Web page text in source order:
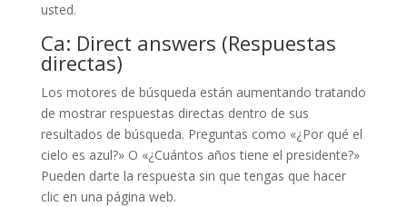
usted.
Ca: Direct answers (Respuestas
directas)
Los motores de búsqueda están aumentando tratando
de mostrar respuestas directas dentro de sus
resultados de búsqueda. Preguntas como «¿Por qué el
cielo es azul?» O «¿Cuántos años tiene el presidente?»
Pueden darte la respuesta sin que tengas que hacer
clic en una página web.